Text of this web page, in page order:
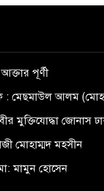
পূর্ণী
: মেছমাউল আলম
মুক্তিযোদ্ধা জোনাস
মোহাম্মদ মহসীন
মামুন হোসেন